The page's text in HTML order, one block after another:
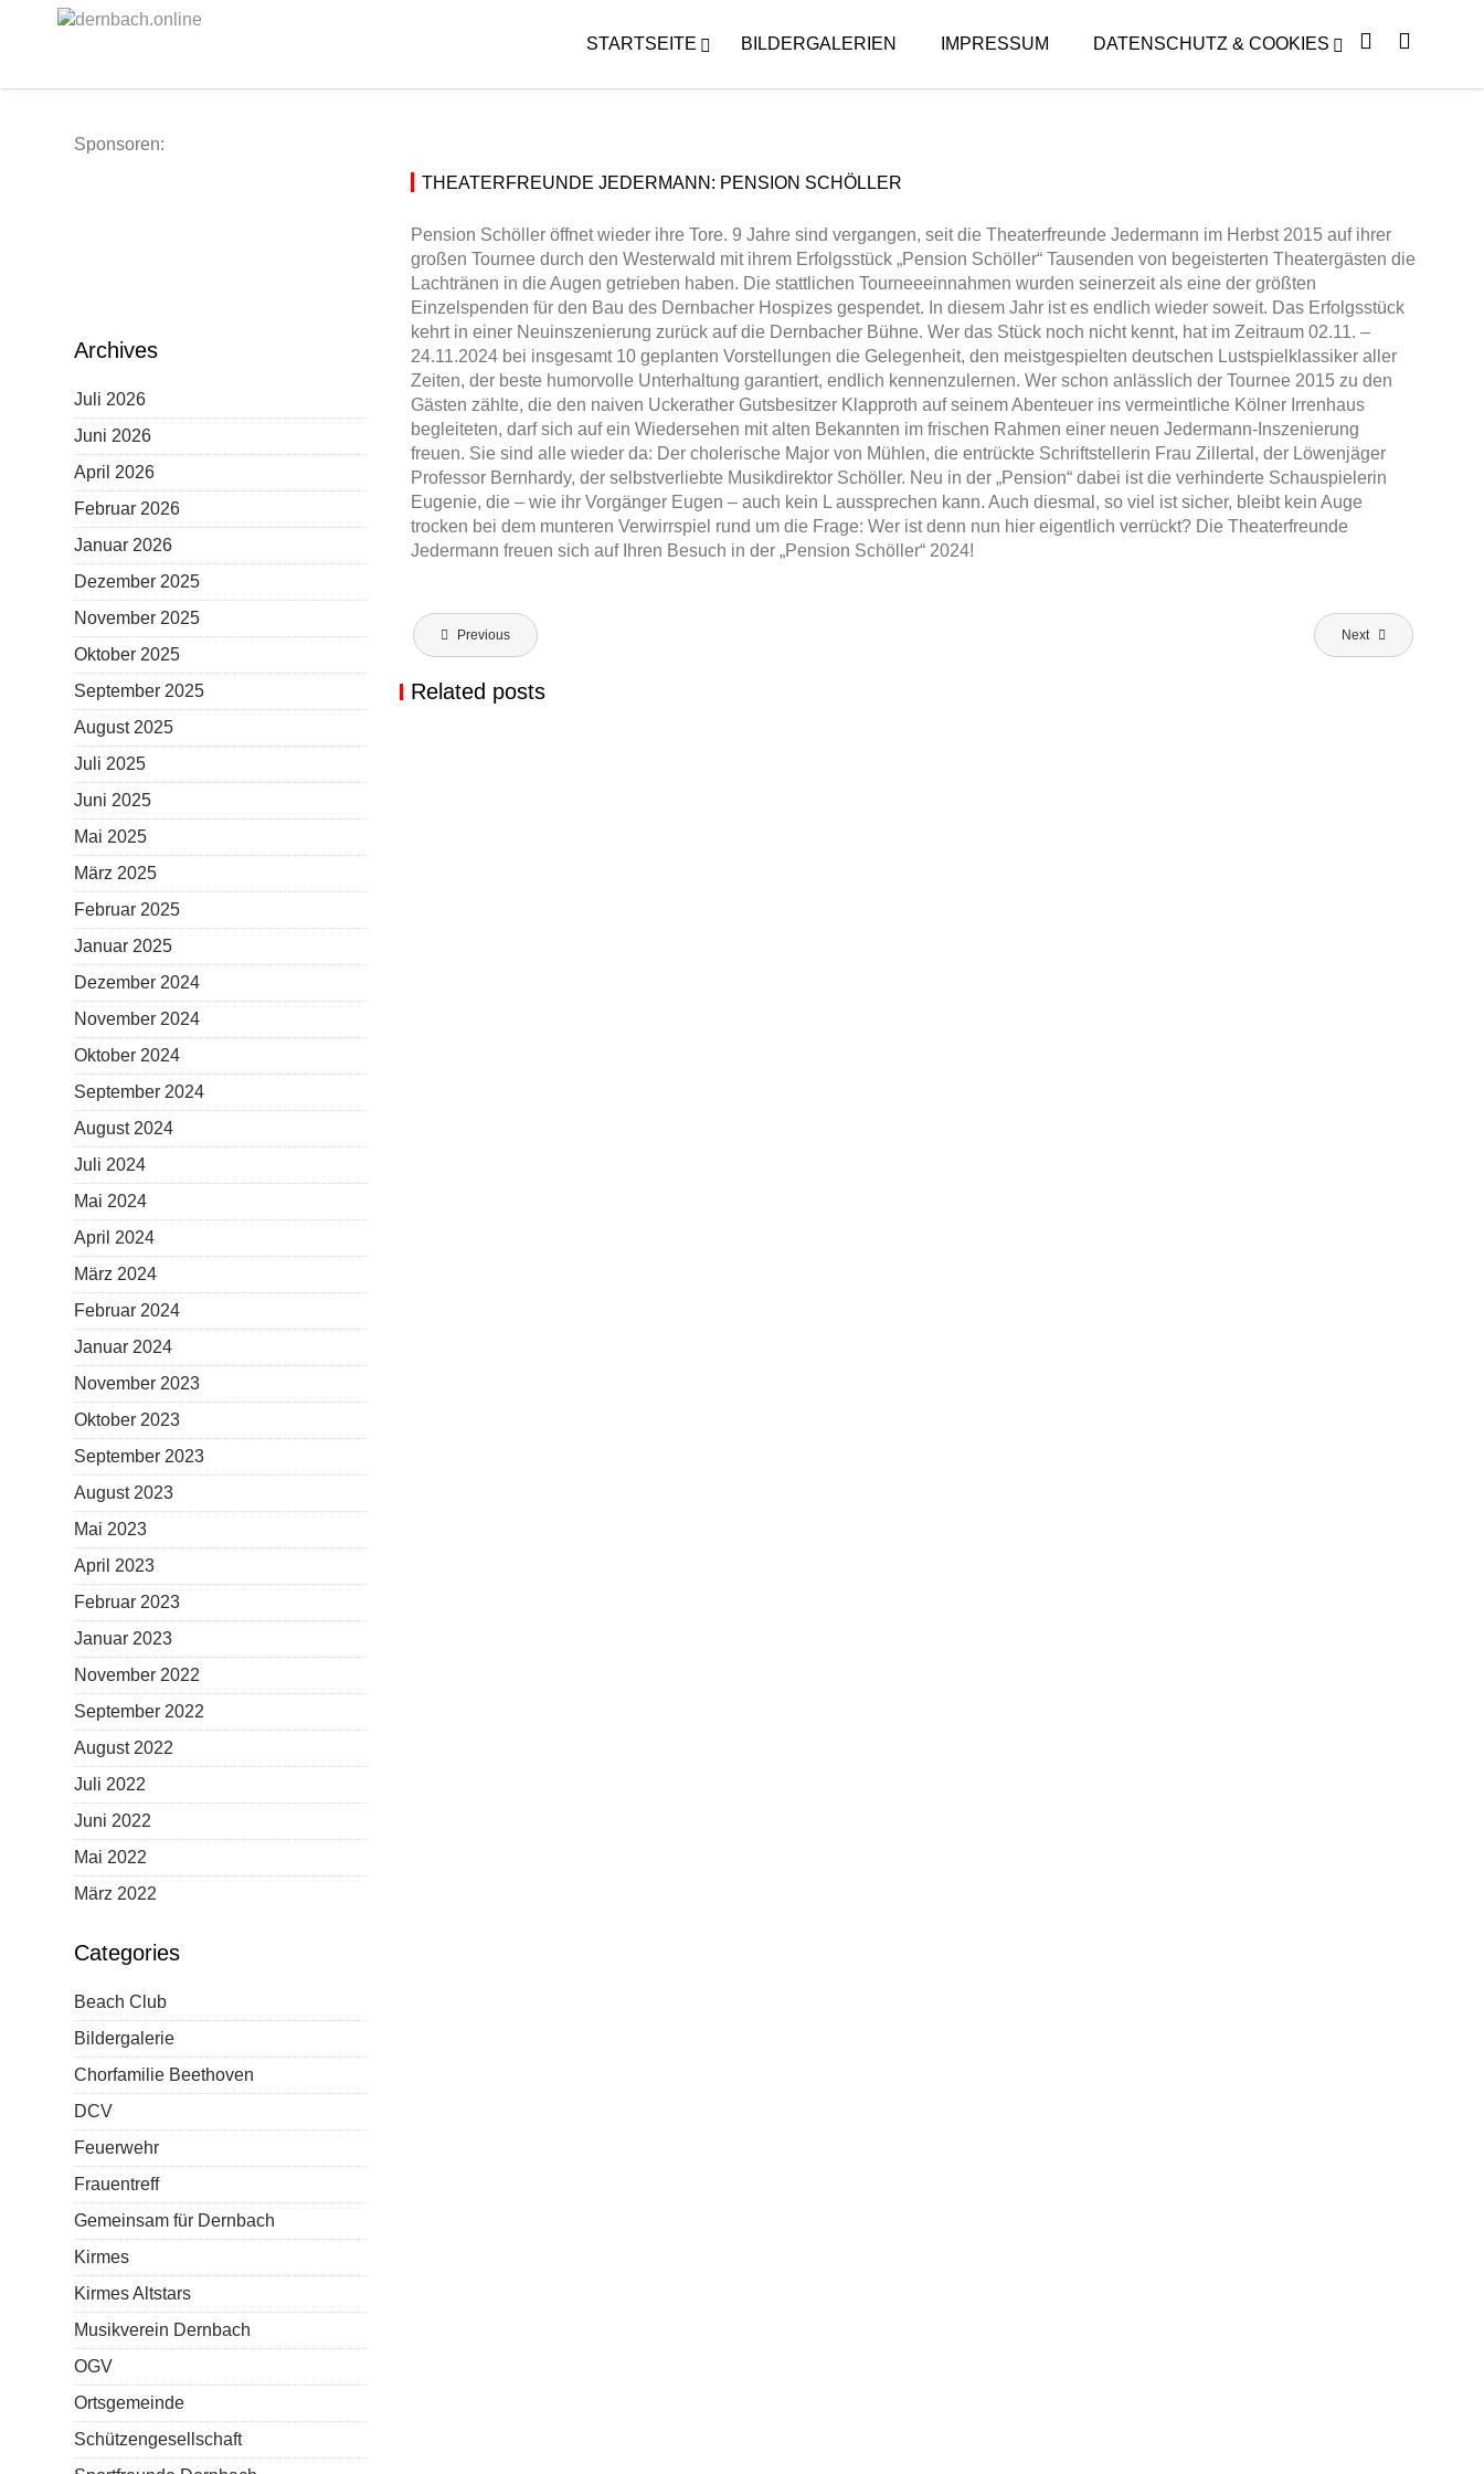
STARTSEITE BILDERGALERIEN IMPRESSUM DATENSCHUTZ & COOKIES
e
r
n
b
a
c
h
.
o
n
l
i
n
e
a
t
e
r
f
r
e
u
n
d
e
J
e
d
THEATERFREUNDE JEDERMANN: PENSION SCHÖLLER
Pension Schöller öffnet wieder ihre Tore. 9 Jahre sind vergangen, seit die Theaterfreunde Jedermann im Herbst 2015 auf ihrer
großen Tournee durch den Westerwald mit ihrem Erfolgsstück „Pension Schöller“ Tausenden von begeisterten Theatergästen die
Lachtränen in die Augen getrieben haben. Die stattlichen Tourneeeinnahmen wurden seinerzeit als eine der größten
Einzelspenden für den Bau des Dernbacher Hospizes gespendet. In diesem Jahr ist es endlich wieder soweit. Das Erfolgsstück
kehrt in einer Neuinszenierung zurück auf die Dernbacher Bühne. Wer das Stück noch nicht kennt, hat im Zeitraum 02.11. –
24.11.2024 bei insgesamt 10 geplanten Vorstellungen die Gelegenheit, den meistgespielten deutschen Lustspielklassiker aller
Zeiten, der beste humorvolle Unterhaltung garantiert, endlich kennenzulernen. Wer schon anlässlich der Tournee 2015 zu den
Gästen zählte, die den naiven Uckerather Gutsbesitzer Klapproth auf seinem Abenteuer ins vermeintliche Kölner Irrenhaus
begleiteten, darf sich auf ein Wiedersehen mit alten Bekannten im frischen Rahmen einer neuen Jedermann-Inszenierung
freuen. Sie sind alle wieder da: Der cholerische Major von Mühlen, die entrückte Schriftstellerin Frau Zillertal, der Löwenjäger
Professor Bernhardy, der selbstverliebte Musikdirektor Schöller. Neu in der „Pension“ dabei ist die verhinderte Schauspielerin
Eugenie, die – wie ihr Vorgänger Eugen – auch kein L aussprechen kann. Auch diesmal, so viel ist sicher, bleibt kein Auge
trocken bei dem munteren Verwirrspiel rund um die Frage: Wer ist denn nun hier eigentlich verrückt? Die Theaterfreunde
Jedermann freuen sich auf Ihren Besuch in der „Pension Schöller“ 2024!
Beitragsnavigation
Previous Next
Related posts
Sponsoren:
Archives
Juli 2026
Juni 2026
April 2026
Februar 2026
Januar 2026
Dezember 2025
November 2025
Oktober 2025
September 2025
August 2025
Juli 2025
Juni 2025
Mai 2025
März 2025
Februar 2025
Januar 2025
Dezember 2024
November 2024
Oktober 2024
September 2024
August 2024
Juli 2024
Mai 2024
April 2024
März 2024
Februar 2024
Januar 2024
November 2023
Oktober 2023
September 2023
August 2023
Mai 2023
April 2023
Februar 2023
Januar 2023
November 2022
September 2022
August 2022
Juli 2022
Juni 2022
Mai 2022
März 2022
Categories
Beach Club
Bildergalerie
Chorfamilie Beethoven
DCV
Feuerwehr
Frauentreff
Gemeinsam für Dernbach
Kirmes
Kirmes Altstars
Musikverein Dernbach
OGV
Ortsgemeinde
Schützengesellschaft